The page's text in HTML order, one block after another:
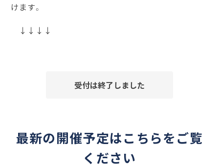
けます。
↓↓↓↓
受付は終了しました
最新の開催予定はこちらをご覧
ください